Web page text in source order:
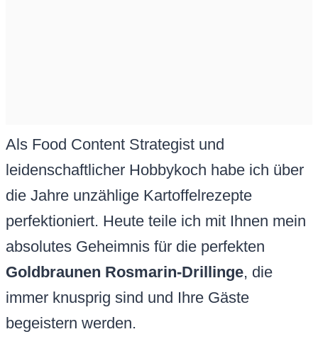
Als Food Content Strategist und
leidenschaftlicher Hobbykoch habe ich über
die Jahre unzählige Kartoffelrezepte
perfektioniert. Heute teile ich mit Ihnen mein
absolutes Geheimnis für die perfekten
Goldbraunen Rosmarin-Drillinge, die
immer knusprig sind und Ihre Gäste
begeistern werden.